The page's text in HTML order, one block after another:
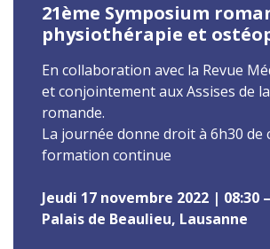
21ème Symposium
physiothérapie et
En collaboration avec la Revue
et conjointement aux Assises de
romande.
La journée donne droit à 6h30 de
formation continue
Jeudi 17 novembre 2022 | 08:30
Palais de Beaulieu, Lausanne